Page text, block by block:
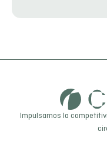
Impulsamos la